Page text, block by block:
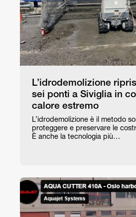
L’idrodemolizione
sei ponti a Siviglia in
calore estremo
L’idrodemolizione è il metodo
proteggere e preservare le
È anche la tecnologia più…